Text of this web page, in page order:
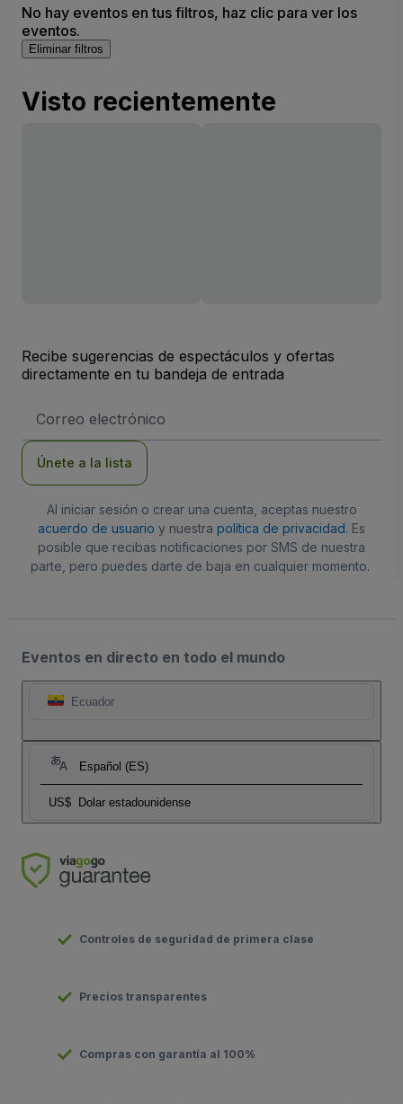
No hay eventos en tus filtros, haz clic para ver los
eventos.
Eliminar filtros
Visto recientemente
Recibe sugerencias de espectáculos y ofertas
directamente en tu bandeja de entrada
de
Únete a la lista
Al iniciar sesión o crear una cuenta, aceptas nuestro
acuerdo de usuario y nuestra política de privacidad. Es
posible que recibas notificaciones por SMS de nuestra
parte, pero puedes darte de baja en cualquier momento.
Eventos en directo en todo el mundo
Ecuador
Español (ES)
US$ Dolar estadounidense
Controles de seguridad de primera clase
Precios transparentes
Compras con garantía al 100%